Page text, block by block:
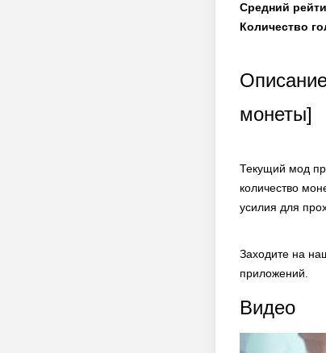
Средний
Количество
монеты]
Текущий мод
количество
усилия для
Заходите на
приложений.
Видео